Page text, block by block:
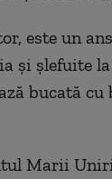
este un
şi şlefuite
bucată cu
Marii